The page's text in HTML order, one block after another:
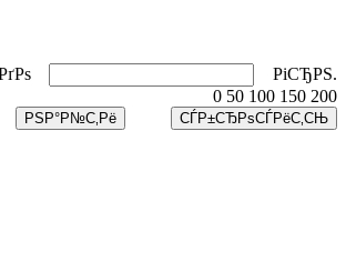
РіСЂРЅ.
0 50 100 150 200